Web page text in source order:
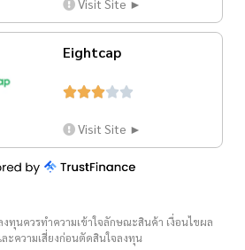
Visit Site ►
Eightcap

Visit Site ►
งทุนควรทำความเข้าใจลักษณะสินค้า เงื่อนไขผล
ะความเสี่ยงก่อนตัดสินใจลงทุน